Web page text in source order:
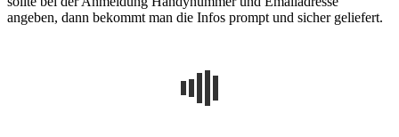
angeben, dann bekommt man die Infos prompt und sicher geliefert.